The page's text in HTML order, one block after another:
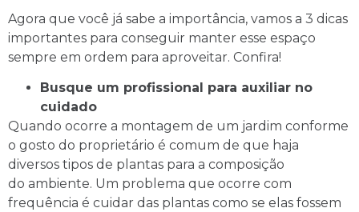
Agora que você já sabe a importância, vamos a 3 dicas
importantes para conseguir manter esse espaço
sempre em ordem para aproveitar. Confira!
Busque um profissional para auxiliar no
cuidado
Quando ocorre a montagem de um jardim conforme
o gosto do proprietário é comum de que haja
diversos tipos de plantas para a composição
do ambiente. Um problema que ocorre com
frequência é cuidar das plantas como se elas fossem